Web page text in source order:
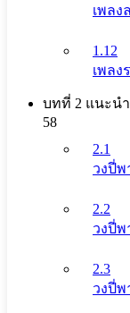
เพลง
1.12
เพลง
บทที่ 2 แนะนํ
58
2.1
วงปี่
2.2
วงปี่พ
2.3
วงปี่พ